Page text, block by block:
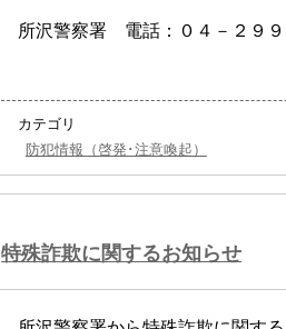
所沢警察署 電話：０４－２９９
カテゴリ
防犯情報（啓発･注意喚起）
特殊詐欺に関するお知らせ